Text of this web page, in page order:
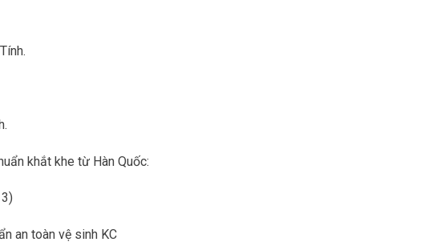
khắt khe từ Hàn Quốc:
an toàn vệ sinh KC